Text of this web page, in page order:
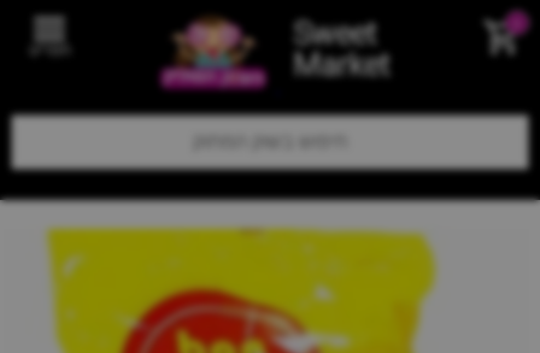
Sweet
Market תפריט